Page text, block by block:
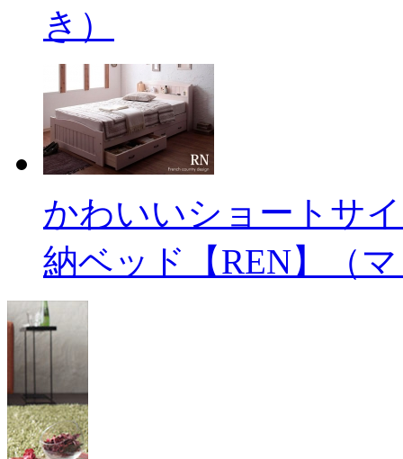
き）
かわいいショートサ
納ベッド【REN】（